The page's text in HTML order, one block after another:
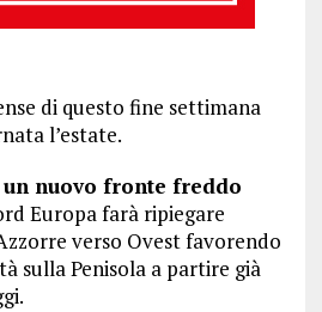
di questo fine settimana
l’estate.
un nuovo fronte freddo
Europa farà ripiegare
verso Ovest favorendo
sulla Penisola a partire già